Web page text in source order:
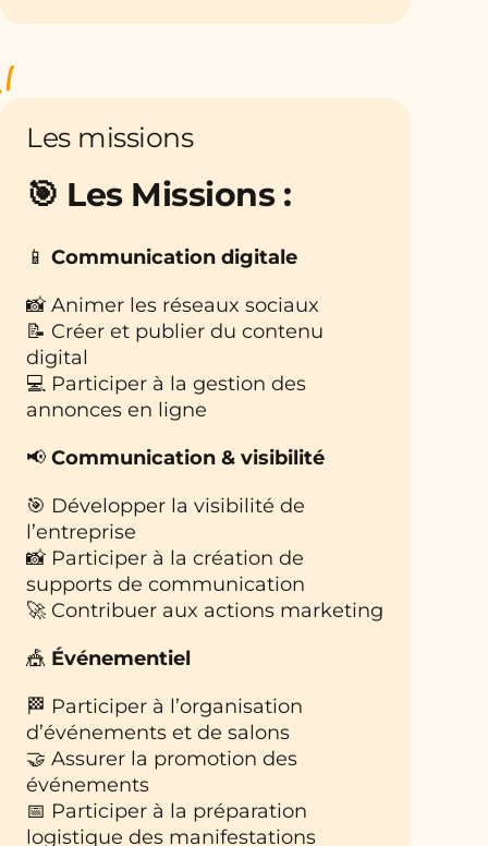
Les missions
🎯 Les Missions :
📱 Communication digitale
📸 Animer les réseaux sociaux
📝 Créer et publier du contenu
digital
💻 Participer à la gestion des
annonces en ligne
📢 Communication & visibilité
🎯 Développer la visibilité de
l’entreprise
📸 Participer à la création de
supports de communication
🚀 Contribuer aux actions marketing
🎪 Événementiel
🏁 Participer à l’organisation
d’événements et de salons
🤝 Assurer la promotion des
événements
📅 Participer à la préparation
logistique des manifestations